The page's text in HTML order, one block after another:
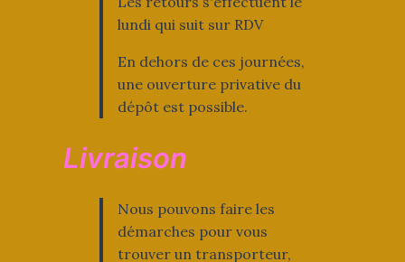
lundi qui suit sur RDV
En dehors de ces journées,
une ouverture privative du
dépôt est possible.
Livraison
Nous pouvons faire les
démarches pour vous
trouver un transporteur,